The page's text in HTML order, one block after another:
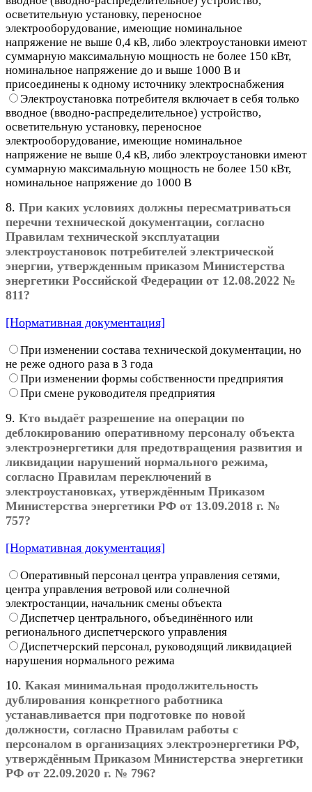
осветительную установку, переносное
электрооборудование, имеющие номинальное
напряжение не выше 0,4 кВ, либо электроустановки имеют
суммарную максимальную мощность не более 150 кВт,
номинальное напряжение до и выше 1000 В и
присоединены к одному источнику электроснабжения
Электроустановка потребителя включает в себя только
вводное (вводно-распределительное) устройство,
осветительную установку, переносное
электрооборудование, имеющие номинальное
напряжение не выше 0,4 кВ, либо электроустановки имеют
суммарную максимальную мощность не более 150 кВт,
номинальное напряжение до 1000 В
8. При каких условиях должны пересматриваться
перечни технической документации, согласно
Правилам технической эксплуатации
электроустановок потребителей электрической
энергии, утвержденным приказом Министерства
энергетики Российской Федерации от 12.08.2022 №
811?
[Нормативная документация]
При изменении состава технической документации, но
не реже одного раза в 3 года
При изменении формы собственности предприятия
При смене руководителя предприятия
9. Кто выдаёт разрешение на операции по
деблокированию оперативному персоналу объекта
электроэнергетики для предотвращения развития и
ликвидации нарушений нормального режима,
согласно Правилам переключений в
электроустановках, утверждённым Приказом
Министерства энергетики РФ от 13.09.2018 г. №
757?
[Нормативная документация]
Оперативный персонал центра управления сетями,
центра управления ветровой или солнечной
электростанции, начальник смены объекта
Диспетчер центрального, объединённого или
регионального диспетчерского управления
Диспетчерский персонал, руководящий ликвидацией
нарушения нормального режима
10. Какая минимальная продолжительность
дублирования конкретного работника
устанавливается при подготовке по новой
должности, согласно Правилам работы с
персоналом в организациях электроэнергетики РФ,
утверждённым Приказом Министерства энергетики
РФ от 22.09.2020 г. № 796?